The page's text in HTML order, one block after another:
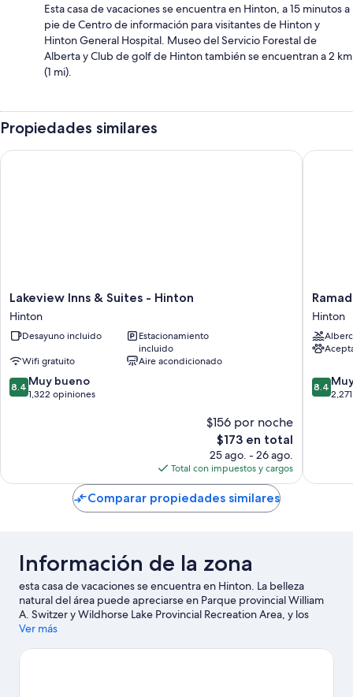
Esta casa de vacaciones se encuentra en Hinton, a 15 minutos a
pie de Centro de información para visitantes de Hinton y
Hinton General Hospital. Museo del Servicio Forestal de
Alberta y Club de golf de Hinton también se encuentran a 2 km
(1 mi).
Propiedades similares
Lakeview
Inns
&
Suites
Hinton
Hinton
Lakeview Inns & Suites - Hinton
Hinton
Desayuno incluido
Estacionamiento
incluido
Wifi gratuito
Aire acondicionado
8.4
de
8.4 Muy bueno
1,322 opiniones
$156 por noche
El
precio
actual
es
de
$173
$173 en total
25 ago. - 26 ago.
Total con impuestos y cargos
Lakeview Inns & Suites - Hinton
Ramada
by
Hinton
Hinton
Hinton
8.4
de
8.4
Comparar propiedades similares
Información de la zona
esta casa de vacaciones se encuentra en Hinton. La belleza
natural del área puede apreciarse en Parque provincial William
A. Switzer y Wildhorse Lake Provincial Recreation Area, y los
puntos de interés incluyen AirPlay Trampoline Park & Escape
asistir a un evento o partido mientras estás en la ciudad?
Ver más